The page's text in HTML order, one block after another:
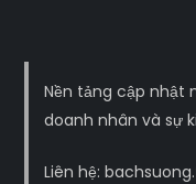
Nền tảng cập nhật
doanh nhân và sự
Liên hệ: